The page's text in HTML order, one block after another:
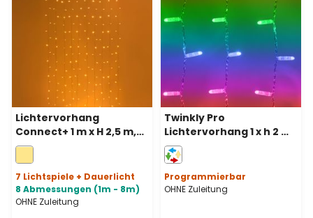
Lichtervorhang
Connect+ 1 m x H 2,5 m,
250 LEDs Warmweiß,
transparentes Kabel,
erweiterbar
7 Lichtspiele + Dauerlicht
8 Abmessungen (1m - 8m)
OHNE Zuleitung
Twinkly Pro
Lichtervorhang 1 x h 2 m,
250 LEDs RGB und
warmweiß,
transparentes Kabel
Programmierbar
OHNE Zuleitung